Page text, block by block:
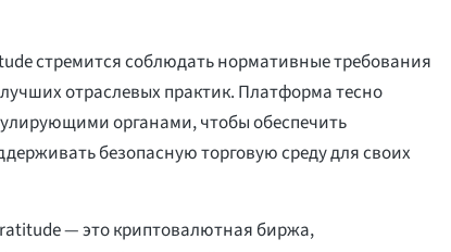
стремится соблюдать нормативные требования
отраслевых практик. Платформа тесно
органами, чтобы обеспечить
безопасную торговую среду для своих
— это криптовалютная биржа,